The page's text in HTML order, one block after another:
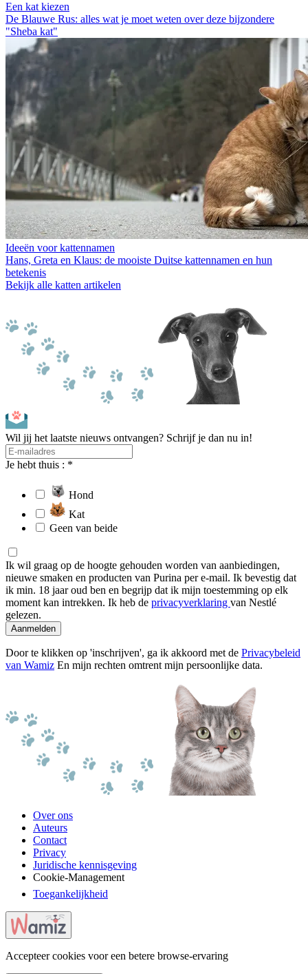
Een kat kiezen
De Blauwe Rus: alles wat je moet weten over deze bijzondere
"Sheba kat"
Ideeën voor kattennamen
Hans, Greta en Klaus: de mooiste Duitse kattennamen en hun
betekenis
Bekijk alle katten artikelen
Wil jij het laatste nieuws ontvangen? Schrijf je dan nu in!
Je hebt thuis : *
Hond
Kat
Geen van beide
Ik wil graag op de hoogte gehouden worden van aanbiedingen,
nieuwe smaken en producten van Purina per e-mail. Ik bevestig dat
ik min. 18 jaar oud ben en begrijp dat ik mijn toestemming op elk
moment kan intrekken. Ik heb de privacyverklaring van Nestlé
gelezen.
Aanmelden
Door te klikken op 'inschrijven', ga ik akkoord met de Privacybeleid
van Wamiz En mijn rechten omtrent mijn persoonlijke data.
Over ons
Auteurs
Contact
Privacy
Juridische kennisgeving
Cookie-Management
Toegankelijkheid
Accepteer cookies voor een betere browse-ervaring